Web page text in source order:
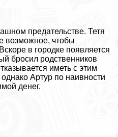
предательстве. Тетя
возможное, чтобы
в городке появляется
бросил родственников
иметь с этим
Артур по наивности
денег.